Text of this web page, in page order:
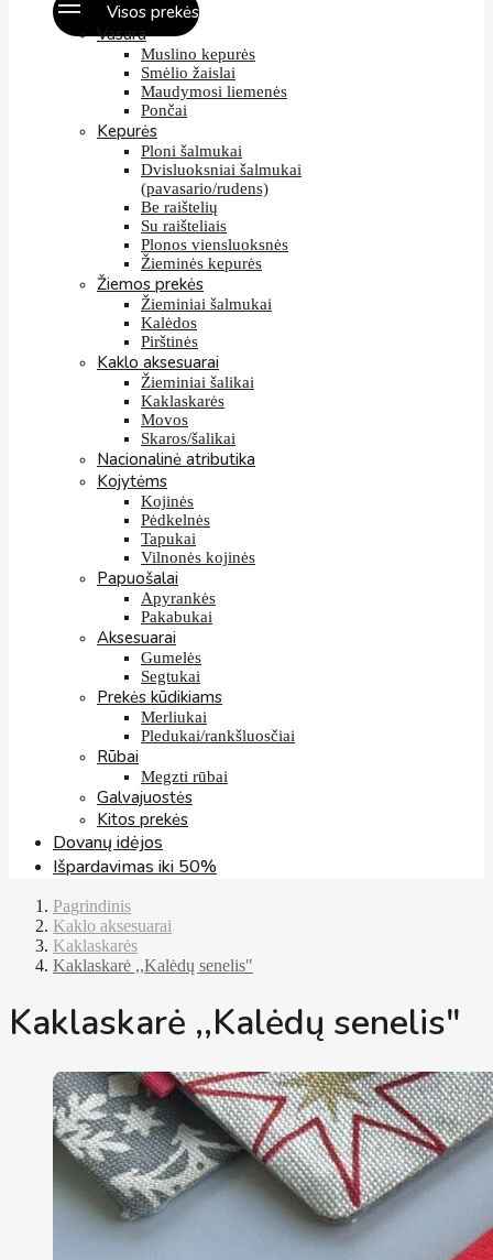
Visos prekės
Vasara
Muslino kepurės
Smėlio žaislai
Maudymosi liemenės
Pončai
Kepurės
Ploni šalmukai
Dvisluoksniai šalmukai
(pavasario/rudens)
Be raištelių
Su raišteliais
Plonos viensluoksnės
Žieminės kepurės
Žiemos prekės
Žieminiai šalmukai
Kalėdos
Pirštinės
Kaklo aksesuarai
Žieminiai šalikai
Kaklaskarės
Movos
Skaros/šalikai
Nacionalinė atributika
Kojytėms
Kojinės
Pėdkelnės
Tapukai
Vilnonės kojinės
Papuošalai
Apyrankės
Pakabukai
Aksesuarai
Gumelės
Segtukai
Prekės kūdikiams
Merliukai
Pledukai/rankšluosčiai
Rūbai
Megzti rūbai
Galvajuostės
Kitos prekės
Dovanų idėjos
Išpardavimas iki 50%
Pagrindinis
Kaklo aksesuarai
Kaklaskarės
Kaklaskarė ,,Kalėdų senelis"
Kaklaskarė ,,Kalėdų senelis"